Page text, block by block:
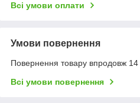
Всі умови оплати
Умови повернення
Повернення товару впродовж 14
Всі умови повернення